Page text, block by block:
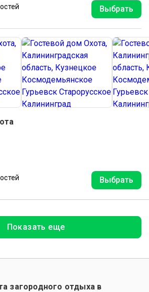
Выбрать
Выбрать
Показать еще
загородного отдыха в